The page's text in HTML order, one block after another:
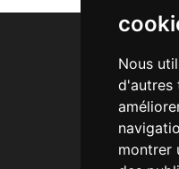
Nous
d'autres
montrer
A